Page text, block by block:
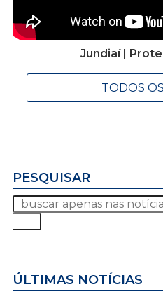
Jundiaí |
TODOS
PESQUISAR
ÚLTIMAS NOTÍCIAS